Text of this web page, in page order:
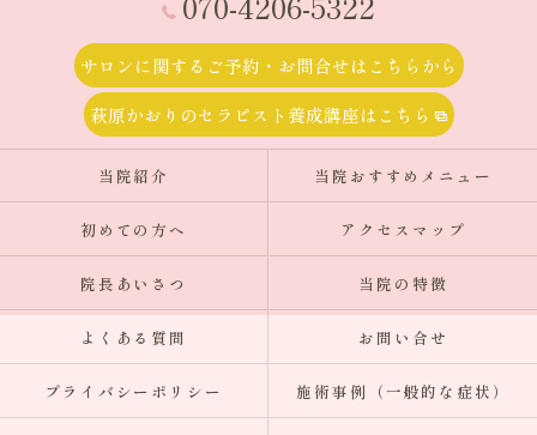
サロンに関するご予約・お問合せはこちらから
萩原かおりのセラピスト養成講座はこちら
当院紹介 当院おすすめメニュー
初めての方へ アクセスマップ
院長あいさつ 当院の特徴
よくある質問 お問い合せ
プライバシーポリシー 施術事例（一般的な症状）